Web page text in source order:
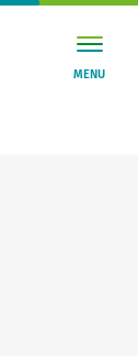
MENU